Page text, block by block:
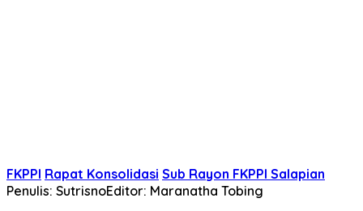
FKPPI Rapat Konsolidasi Sub Rayon FKPPI Salapian
Penulis: SutrisnoEditor: Maranatha Tobing